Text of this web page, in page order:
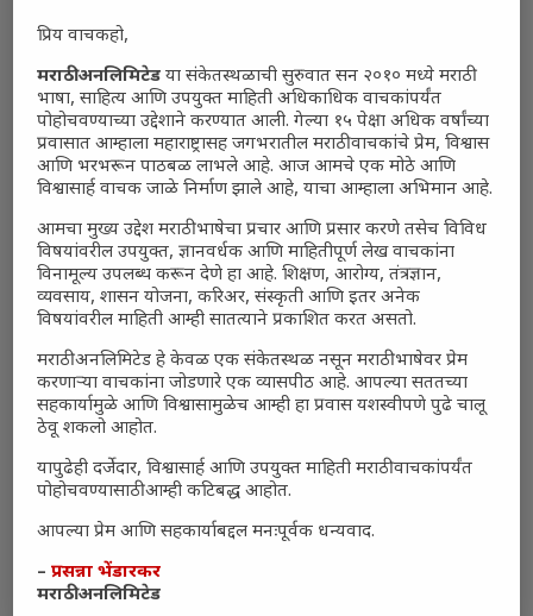
प्रिय वाचकहो,
मराठी अनलिमिटेड या संकेतस्थळाची सुरुवात सन २०१० मध्ये मराठी
भाषा, साहित्य आणि उपयुक्त माहिती अधिकाधिक वाचकांपर्यंत
पोहोचवण्याच्या उद्देशाने करण्यात आली. गेल्या १५ पेक्षा अधिक वर्षांच्या
प्रवासात आम्हाला महाराष्ट्रासह जगभरातील मराठी वाचकांचे प्रेम, विश्वास
आणि भरभरून पाठबळ लाभले आहे. आज आमचे एक मोठे आणि
विश्वासार्ह वाचक जाळे निर्माण झाले आहे, याचा आम्हाला अभिमान आहे.
आमचा मुख्य उद्देश मराठी भाषेचा प्रचार आणि प्रसार करणे तसेच विविध
विषयांवरील उपयुक्त, ज्ञानवर्धक आणि माहितीपूर्ण लेख वाचकांना
विनामूल्य उपलब्ध करून देणे हा आहे. शिक्षण, आरोग्य, तंत्रज्ञान,
व्यवसाय, शासन योजना, करिअर, संस्कृती आणि इतर अनेक
विषयांवरील माहिती आम्ही सातत्याने प्रकाशित करत असतो.
मराठी अनलिमिटेड हे केवळ एक संकेतस्थळ नसून मराठी भाषेवर प्रेम
करणाऱ्या वाचकांना जोडणारे एक व्यासपीठ आहे. आपल्या सततच्या
सहकार्यामुळे आणि विश्वासामुळेच आम्ही हा प्रवास यशस्वीपणे पुढे चालू
ठेवू शकलो आहोत.
यापुढेही दर्जेदार, विश्वासार्ह आणि उपयुक्त माहिती मराठी वाचकांपर्यंत
पोहोचवण्यासाठी आम्ही कटिबद्ध आहोत.
आपल्या प्रेम आणि सहकार्याबद्दल मनःपूर्वक धन्यवाद.
–प्रसन्ना भेंडारकर
मराठी अनलिमिटेड